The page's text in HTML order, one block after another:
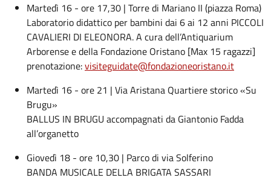
Martedì 16 - ore 17,30 | Torre di Mariano II (piazza Roma)
Laboratorio didattico per bambini dai 6 ai 12 anni PICCOLI
CAVALIERI DI ELEONORA. A cura dell’Antiquarium
Arborense e della Fondazione Oristano [Max 15 ragazzi]
prenotazione:visiteguidate@fondazioneoristano.it
Martedì 16 - ore 21 | Via Aristana Quartiere storico «Su
Brugu»
BALLUS IN BRUGU accompagnati da Giantonio Fadda
all’organetto
Giovedì 18 - ore 10,30 | Parco di via Solferino
BANDA MUSICALE DELLA BRIGATA SASSARI